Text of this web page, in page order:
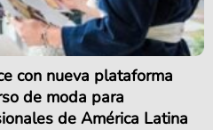
con nueva plataforma
de moda para
de América Latina